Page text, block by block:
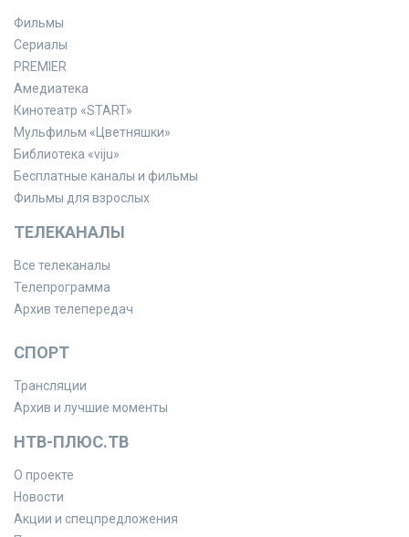
Фильмы
Сериалы
PREMIER
Амедиатека
Кинотеатр «START»
Мульфильм «Цветняшки»
Библиотека «viju»
Бесплатные каналы и фильмы
Фильмы для взрослых
ТЕЛЕКАНАЛЫ
Все телеканалы
Телепрограмма
Архив телепередач
СПОРТ
Трансляции
Архив и лучшие моменты
НТВ-ПЛЮС.ТВ
О проекте
Новости
Акции и спецпредложения